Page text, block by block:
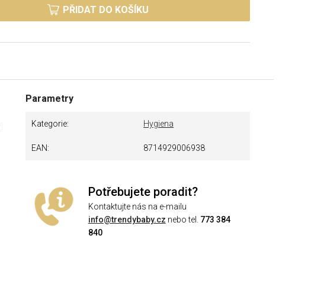
PŘIDAT DO KOŠÍKU
Parametry
Kategorie Hygiena
EAN 8714929006938
Potřebujete poradit?
Kontaktujte nás na e-mailu
info@trendybaby.cz nebo tel. 773 384
840